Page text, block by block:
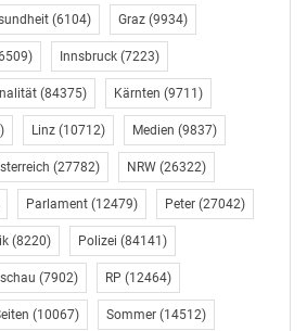
belaufen sich auf rund
zur Gänze vom Land
Die Umleitung erfolgt in
die Landesstraßen L 5 – B 49
– Engelhartstetten –
beim NÖ Straßendienst unter
0676/812-60141, bei Ing.
MA, oder per E-Mail unter
(6104) Graz (9934)
Innsbruck (7223)
(84375) Kärnten (9711)
Linz (10712) Medien (9837)
(27782) NRW (26322)
Parlament (12479) Peter (27042)
(8220) Polizei (84141)
(7902) RP (12464)
(10067) Sommer (14512)